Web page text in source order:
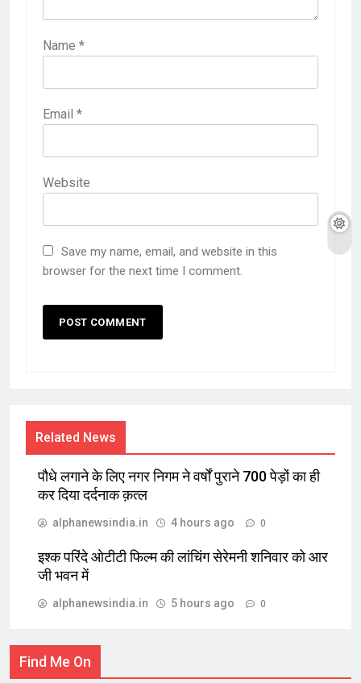
Name *
Email *
Website
Save my name, email, and website in this
browser for the next time I comment.
Related News
पौधे लगाने के लिए नगर निगम ने वर्षों पुराने 700 पेड़ों का ही
कर दिया दर्दनाक क़त्ल
alphanewsindia.in 4 hours ago 0
इश्क परिंदे ओटीटी फिल्म की लांचिंग सेरेमनी शनिवार को आर
जी भवन में
alphanewsindia.in 5 hours ago 0
Find Me On